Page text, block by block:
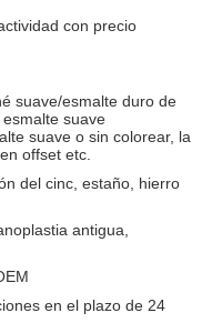
con precio
suave/esmalte duro de
suave
suave o sin colorear, la
offset etc.
del cinc, estaño, hierro
antigua,
en el plazo de 24